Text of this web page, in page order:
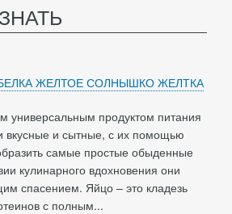
ЖЕЛТОЕ СОЛНЫШКО ЖЕЛТКА
универсальным продуктом питания
вкусные и сытные, с их помощью
самые простые обыденные
кулинарного вдохновения они
спасением. Яйцо – это кладезь
с полным...